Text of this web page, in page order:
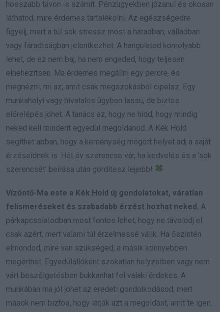
hosszabb távon is számít. Pénzügyekben józanul és okosan
láthatod, mire érdemes tartalékolni. Az egészségedre
figyelj, mert a túl sok stressz most a hátadban, válladban
vagy fáradtságban jelentkezhet. A hangulatod komolyabb
lehet, de ez nem baj, ha nem engeded, hogy teljesen
elnehezítsen. Ma érdemes megállni egy percre, és
megnézni, mi az, amit csak megszokásból cipelsz. Egy
munkahelyi vagy hivatalos ügyben lassú, de biztos
előrelépés jöhet. A tanács az, hogy ne hidd, hogy mindig
neked kell mindent egyedül megoldanod. A Kék Hold
segíthet abban, hogy a keménység mögött helyet adj a saját
érzéseidnek is. Hét év szerencse vár, ha kedvelés és a ‘sok
szerencsét’ beírása után gördítesz lejjebb!
Vízöntő-Ma este a Kék Hold új gondolatokat, váratlan
felismeréseket és szabadabb érzést hozhat neked. A
párkapcsolatodban most fontos lehet, hogy ne távolodj el
csak azért, mert valami túl érzelmessé válik. Ha őszintén
elmondod, mire van szükséged, a másik könnyebben
megérthet. Egyedülállóként szokatlan helyzetben vagy nem
várt beszélgetésben bukkanhat fel valaki érdekes. A
munkában ma jól jöhet az eredeti gondolkodásod, mert
mások nem biztos, hogy látják azt a megoldást, amit te igen.